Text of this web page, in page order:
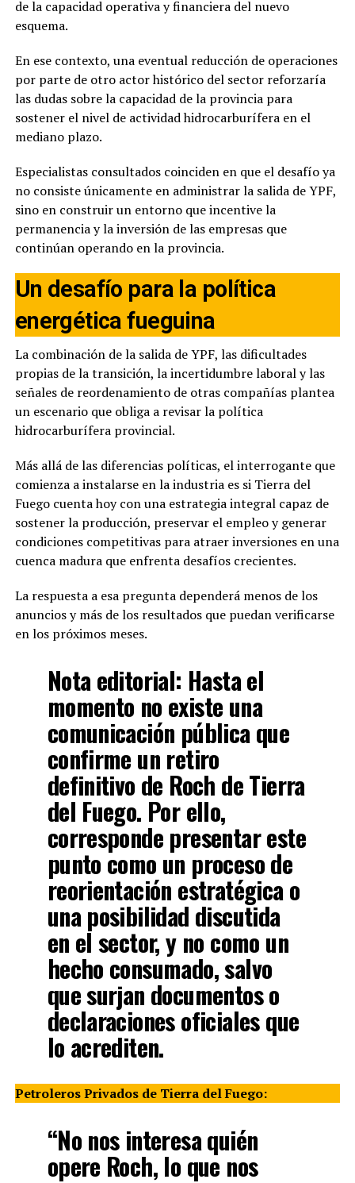
de la capacidad operativa y financiera del nuevo
esquema.
En ese contexto, una eventual reducción de operaciones
por parte de otro actor histórico del sector reforzaría
las dudas sobre la capacidad de la provincia para
sostener el nivel de actividad hidrocarburífera en el
mediano plazo.
Especialistas consultados coinciden en que el desafío ya
no consiste únicamente en administrar la salida de YPF,
sino en construir un entorno que incentive la
permanencia y la inversión de las empresas que
continúan operando en la provincia.
Un desafío para la política
energética fueguina
La combinación de la salida de YPF, las dificultades
propias de la transición, la incertidumbre laboral y las
señales de reordenamiento de otras compañías plantea
un escenario que obliga a revisar la política
hidrocarburífera provincial.
Más allá de las diferencias políticas, el interrogante que
comienza a instalarse en la industria es si Tierra del
Fuego cuenta hoy con una estrategia integral capaz de
sostener la producción, preservar el empleo y generar
condiciones competitivas para atraer inversiones en una
cuenca madura que enfrenta desafíos crecientes.
La respuesta a esa pregunta dependerá menos de los
anuncios y más de los resultados que puedan verificarse
en los próximos meses.
Nota editorial: Hasta el
momento no existe una
comunicación pública que
confirme un retiro
definitivo de Roch de Tierra
del Fuego. Por ello,
corresponde presentar este
punto como un proceso de
reorientación estratégica o
una posibilidad discutida
en el sector, y no como un
hecho consumado, salvo
que surjan documentos o
declaraciones oficiales que
lo acrediten.
Petroleros Privados de Tierra del Fuego:
“No nos interesa quién
opere Roch, lo que nos